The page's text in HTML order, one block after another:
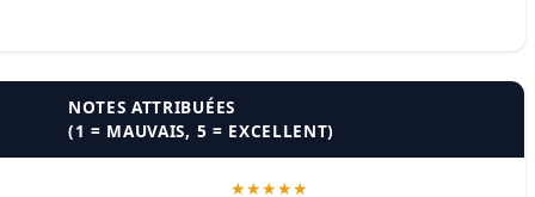
NOTES ATTRIBUÉES
(1 = MAUVAIS, 5 = EXCELLENT)